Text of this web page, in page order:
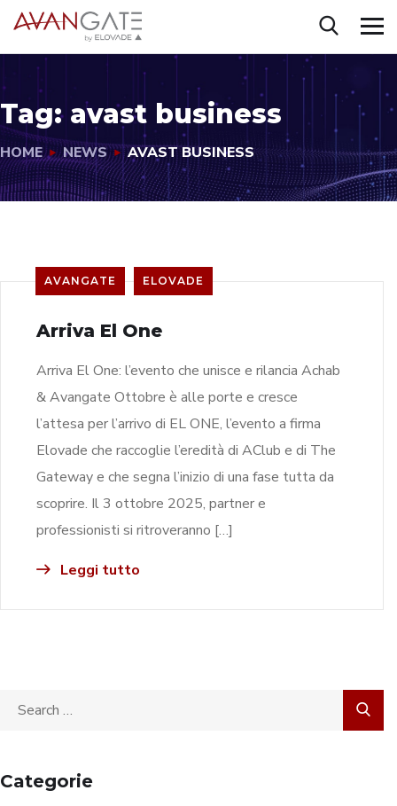
Tag: avast business
HOME NEWS AVAST BUSINESS
AVANGATE ELOVADE
Arriva El One
Arriva El One: l’evento che unisce e rilancia Achab
& Avangate Ottobre è alle porte e cresce
l’attesa per l’arrivo di EL ONE, l’evento a firma
Elovade che raccoglie l’eredità di AClub e di The
Gateway e che segna l’inizio di una fase tutta da
scoprire. Il 3 ottobre 2025, partner e
professionisti si ritroveranno […]
Leggi tutto
Categorie